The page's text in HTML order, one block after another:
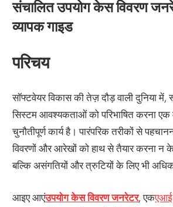
More
संचालित उपयोग केस विवरण
व्यापक गाइड
परिचय
सॉफ्टवेयर विकास की तेज़ दौड़ वाली दुनिया में,
सिस्टम आवश्यकताओं को परिभाषित करना एक
चुनौतीपूर्ण कार्य है। पारंपरिक तरीकों से
विवरणों और आरेखों को हाथ से तैयार करना न
बल्कि असंगतियों और त्रुटियों के लिए भी
आइए आएंउपयोग केस विवरण जनरेटर, एक